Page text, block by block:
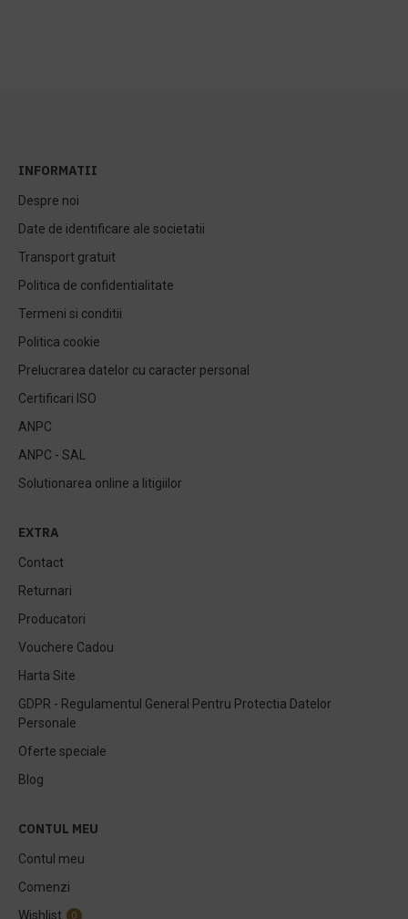
INFORMATII
Despre noi
Date de identificare ale societatii
Transport gratuit
Politica de confidentialitate
Termeni si conditii
Politica cookie
Prelucrarea datelor cu caracter personal
Certificari ISO
ANPC
ANPC - SAL
Solutionarea online a litigiilor
EXTRA
Contact
Returnari
Producatori
Vouchere Cadou
Harta Site
GDPR - Regulamentul General Pentru Protectia Datelor
Personale
Oferte speciale
Blog
CONTUL MEU
Contul meu
Comenzi
Wishlist
0